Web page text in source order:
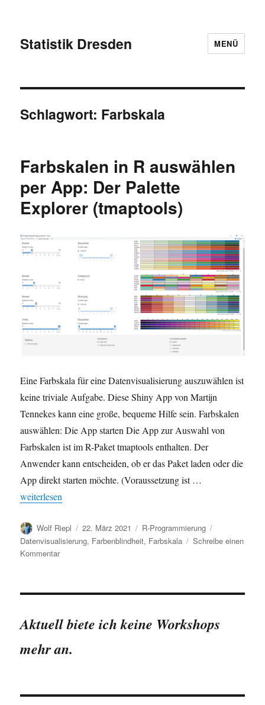
Statistik Dresden MENÜ
Schlagwort: Farbskala
Farbskalen in R auswählen
per App: Der Palette
Explorer (tmaptools)
Eine Farbskala für eine Datenvisualisierung auszuwählen ist
keine triviale Aufgabe. Diese Shiny App von Martijn
Tennekes kann eine große, bequeme Hilfe sein. Farbskalen
auswählen: Die App starten Die App zur Auswahl von
Farbskalen ist im R-Paket tmaptools enthalten. Der
Anwender kann entscheiden, ob er das Paket laden oder die
App direkt starten möchte. (Voraussetzung ist …
„Farbskalen in R auswählen per App: Der Palette Explorer
weiterlesen
Autor
Wolf Riepl
Veröffentlicht
am
22. März 2021 Kategorien
R-Programmierung
Datenvisualisierung, Farbenblindheit, Farbskala
Schreibe einen
Kommentarzu
R
App:
Palette
Aktuell biete ich keine Workshops
mehr an.